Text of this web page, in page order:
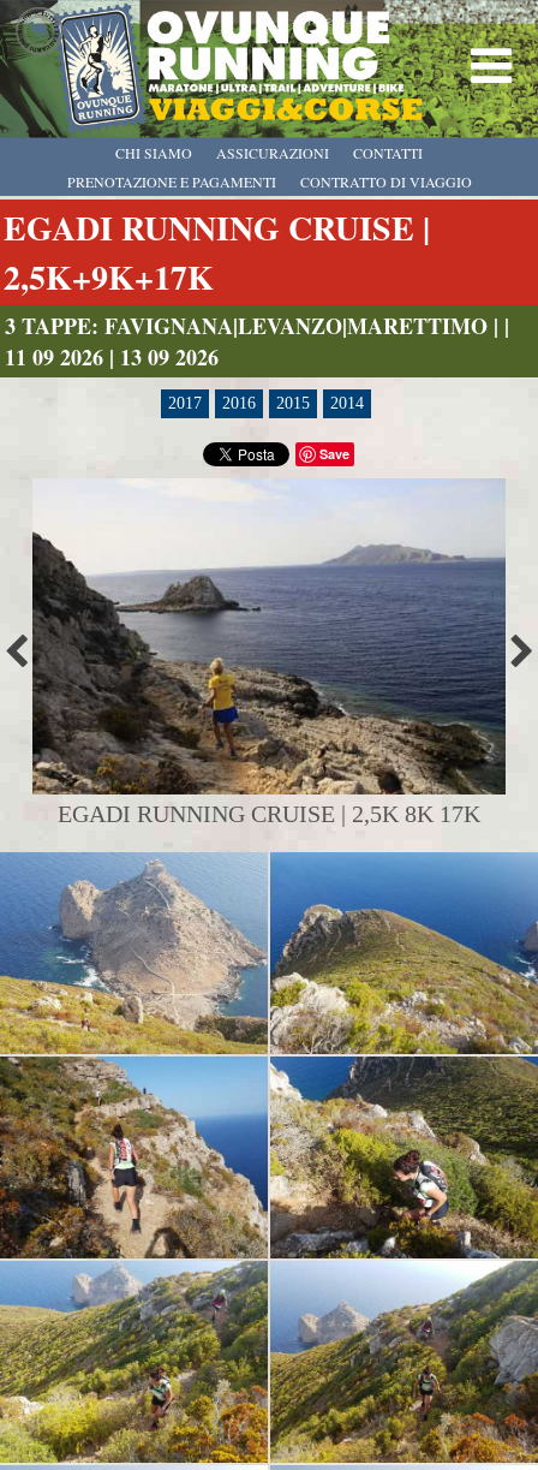
CHI SIAMO
PRENOTAZIONE E PAGAMENTI
CONTRATTO DI VIAGGIO
ASSICURAZIONI CONTATTI
EGADI RUNNING CRUISE |
2,5K+9K+17K
3 TAPPE: FAVIGNANA|LEVANZO|MARETTIMO | |
11 09 2026 | 13 09 2026
2017 2016 2015 2014
Save
EGADI RUNNING CRUISE | 2,5K 8K 17K